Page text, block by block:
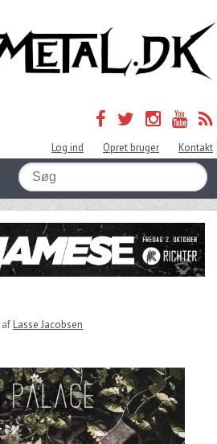
Log ind Opret bruger Kontakt
afLasse Jacobsen